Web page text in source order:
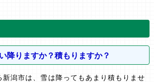
降りますか？積もりますか？
新潟市は、雪は降ってもあまり積もりませ